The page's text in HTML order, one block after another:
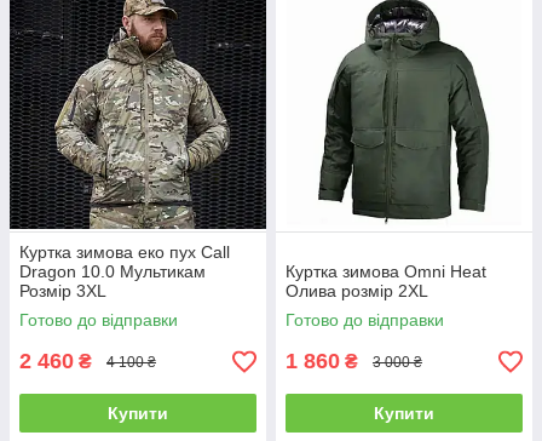
Куртка зимова еко пух Call
Dragon 10.0 Мультикам
Розмір 3XL
Готово до відправки
2 460 ₴ 4 100 ₴
Купити
Куртка зимова Omni Heat
Олива розмір 2XL
Готово до відправки
1 860 ₴ 3 000 ₴
Купити